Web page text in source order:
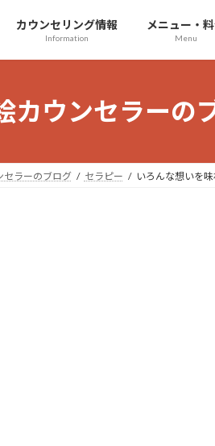
カウンセリング情報
Information
メニュー・
Menu
カウンセラーの
セラーのブログ セラピー いろんな想いを